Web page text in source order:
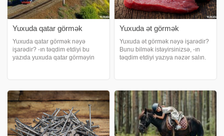
Yuxuda qatar görmək
Yuxuda qatar görmək nəyə
işarədir? -ın təqdim etdiyi bu
yazıda yuxuda qatar görməyin
etmək. Yuxuda qatarla səyahət
etmək insanın dinc və firavan bir
həya
Yuxuda ət görmək
Yuxuda ət görmək nəyə işarədir?
Bunu bilmək istəyirsinizsə, -ın
təqdim etdiyi yazıya nəzər salın.
keyfiyyətlidirsə, bu, ümumiyyətlə,
müsbət bir işarədir və
həyatınızdak